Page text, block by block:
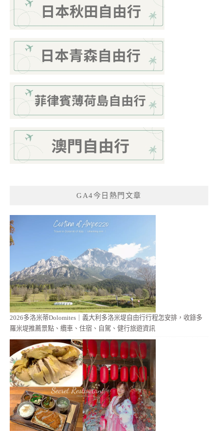
GA4今日熱門文章
2026多洛米蒂Dolomites｜義大利多洛米堤自由行行程怎安排，收錄多
羅米堤推薦景點、纜車、住宿、自駕、健行旅遊資訊